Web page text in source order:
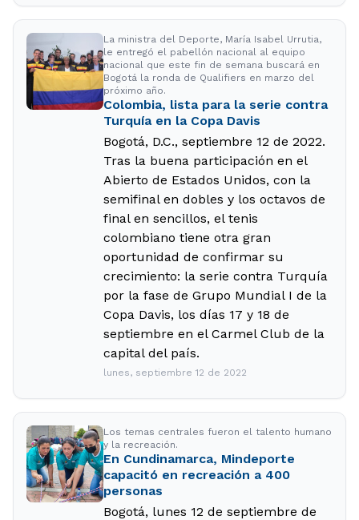
La ministra del Deporte, María Isabel Urrutia,
le entregó el pabellón nacional al equipo
nacional que este fin de semana buscará en
Bogotá la ronda de Qualifiers en marzo del
próximo año.
Colombia, lista para la serie contra
Turquía en la Copa Davis
Bogotá, D.C., septiembre 12 de 2022.
Tras la buena participación en el
Abierto de Estados Unidos, con la
semifinal en dobles y los octavos de
final en sencillos, el tenis
colombiano tiene otra gran
oportunidad de confirmar su
crecimiento: la serie contra Turquía
por la fase de Grupo Mundial I de la
Copa Davis, los días 17 y 18 de
septiembre en el Carmel Club de la
capital del país.
lunes, septiembre 12 de 2022
Los temas centrales fueron el talento humano
y la recreación.
En Cundinamarca, Mindeporte
capacitó en recreación a 400
personas
Bogotá, lunes 12 de septiembre de